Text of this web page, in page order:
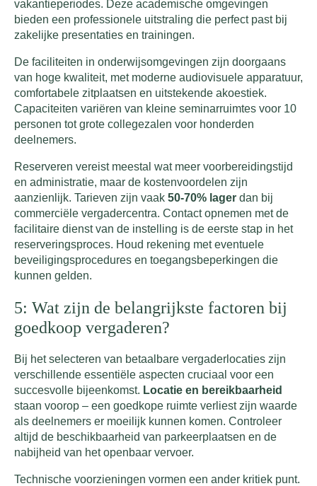
vakantieperiodes. Deze academische omgevingen
bieden een professionele uitstraling die perfect past bij
zakelijke presentaties en trainingen.
De faciliteiten in onderwijsomgevingen zijn doorgaans
van hoge kwaliteit, met moderne audiovisuele apparatuur,
comfortabele zitplaatsen en uitstekende akoestiek.
Capaciteiten variëren van kleine seminarruimtes voor 10
personen tot grote collegezalen voor honderden
deelnemers.
Reserveren vereist meestal wat meer voorbereidingstijd
en administratie, maar de kostenvoordelen zijn
aanzienlijk. Tarieven zijn vaak 50-70% lager dan bij
commerciële vergadercentra. Contact opnemen met de
facilitaire dienst van de instelling is de eerste stap in het
reserveringsproces. Houd rekening met eventuele
beveiligingsprocedures en toegangsbeperkingen die
kunnen gelden.
5: Wat zijn de belangrijkste factoren bij
goedkoop vergaderen?
Bij het selecteren van betaalbare vergaderlocaties zijn
verschillende essentiële aspecten cruciaal voor een
succesvolle bijeenkomst. Locatie en bereikbaarheid
staan voorop – een goedkope ruimte verliest zijn waarde
als deelnemers er moeilijk kunnen komen. Controleer
altijd de beschikbaarheid van parkeerplaatsen en de
nabijheid van het openbaar vervoer.
Technische voorzieningen vormen een ander kritiek punt.